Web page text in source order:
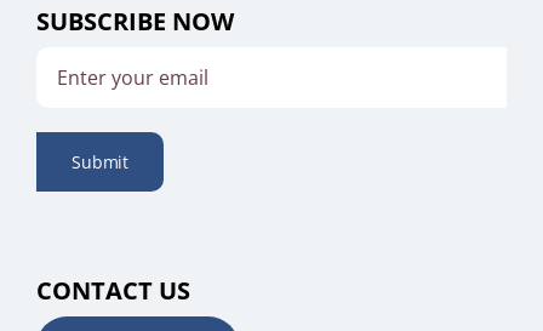
SUBSCRIBE NOW
Submit
CONTACT US